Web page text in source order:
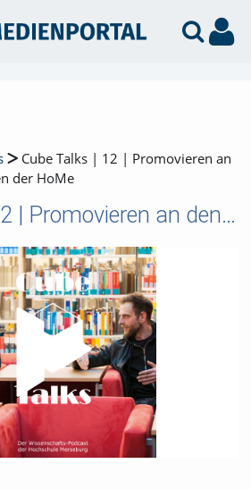
Cube Talks | 12 | Promovieren an
der HoMe
Cube Talks | 12 | Promovieren an den Promotionszentren der HoMe